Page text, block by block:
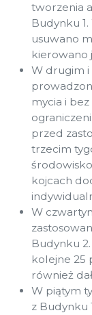
tworzenia
Budynku
usuwano
kierowano
W drugim
mycia i bez
przed
trzecim
kojcach
W
Budynku
kolejne 25
również
W piątym
z Budynku